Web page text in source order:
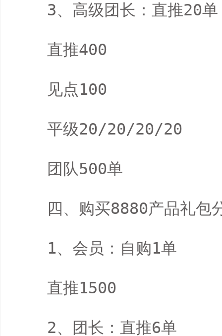
3、高级团长：直推20单
直推400
见点100
平级20/20/20/20
团队500单
四、购买8880产品礼包
1、会员：自购1单
直推1500
2、团长：直推6单